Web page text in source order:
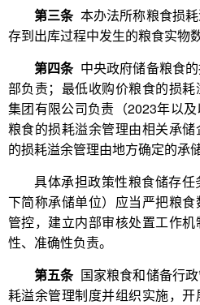
第三条本办法所称粮食损
存到出库过程中发生的粮食实物
第四条中央政府储备粮食
部负责；最低收购价粮食的损
集团有限公司负责（2023年以
粮食的损耗溢余管理由相关承
的损耗溢余管理由地方确定的承
具体承担政策性粮食储存
下简称承储单位）应当严把粮
管控，建立内部审核处置工作
性、准确性负责。
第五条国家粮食和储备行
耗溢余管理制度并组织实施，